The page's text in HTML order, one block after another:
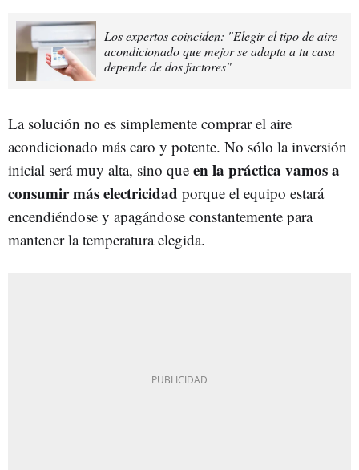
Los expertos coinciden: "Elegir el tipo de aire
acondicionado que mejor se adapta a tu casa
depende de dos factores"
La solución no es simplemente comprar el aire
acondicionado más caro y potente. No sólo la inversión
inicial será muy alta, sino que en la práctica vamos a
consumir más electricidad porque el equipo estará
encendiéndose y apagándose constantemente para
mantener la temperatura elegida.